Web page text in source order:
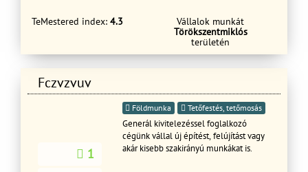
Vakolás,betonozás ,falazás
,térkövezés,kerítés
építés.hőszigetelés,egyéb bontások
,stb. Ingyenes tanácsadás, korrekt
TeMestered index: 4.3
Vállalok munkát
Törökszentmiklós
területén
Fczvzvuv
1
Földmunka Tetőfestés, tetőmosás
Generál kivitelezéssel foglalkozó
cégünk vállal új építést, felújítást vagy
akár kisebb szakirányú munkákat is.